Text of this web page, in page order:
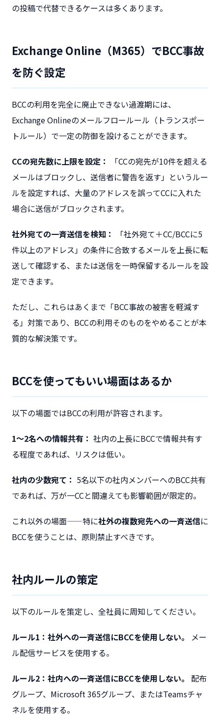
の投稿で代替できるケースは多くあります。
Exchange Online（M365）でBCC事故
を防ぐ設定
BCCの利用を完全に廃止できない過渡期には、
Exchange Onlineのメールフロールール（トランスポー
トルール）で一定の防御を設けることができます。
CCの宛先数に上限を設定：
「CCの宛先が10件を超える
メールはブロックし、送信者に警告を返す」というルー
ルを設定すれば、大量のアドレスを誤ってCCに入れた
場合に送信がブロックされます。
社外宛ての一斉送信を検知：
「社外宛て＋CC/BCCに5
件以上のアドレス」の条件に合致するメールを上長に転
送して確認する、または送信を一時保留するルールを設
定できます。
ただし、これらはあくまで「BCC事故の被害を軽減す
る」対策であり、BCCの利用そのものをやめることが本
質的な解決策です。
BCCを使ってもいい場面はあるか
以下の場面ではBCCの利用が許容されます。
1〜2名への情報共有： 社内の上長にBCCで情報共有す
る程度であれば、リスクは低い。
社内の少数宛て： 5名以下の社内メンバーへのBCC共有
であれば、万が一CCと間違えても影響範囲が限定的。
これ以外の場面——特に社外の複数宛先への一斉送信に
BCCを使うことは、原則禁止すべきです。
社内ルールの策定
以下のルールを策定し、全社員に周知してください。
ルール1：社外への一斉送信にBCCを使用しない。
メー
ル配信サービスを使用する。
ルール2：社内への一斉送信にBCCを使用しない。
配布
グループ、Microsoft 365グループ、またはTeamsチャ
ネルを使用する。